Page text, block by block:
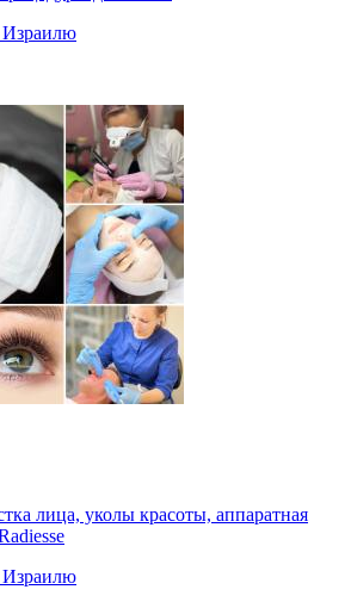
лица, уколы красоты, аппаратная